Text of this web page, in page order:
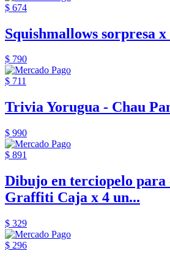
$ 674
Squishmallows sorpresa x
$ 790
$ 711
Trivia Yorugua - Chau
$ 990
$ 891
Dibujo en terciopelo
Graffiti Caja x 4 un...
$ 329
$ 296